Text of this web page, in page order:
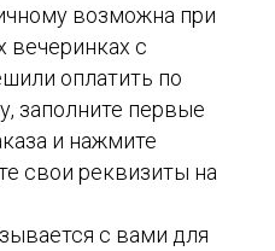
возможна при
вечеринках с
оплатить по
заполните первые
и нажмите
свои реквизиты на
с вами для